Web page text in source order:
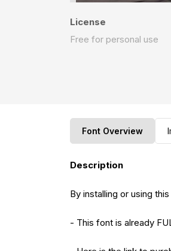
License
Free for personal use
Font Overview
Description
By installing or using
- This font is already